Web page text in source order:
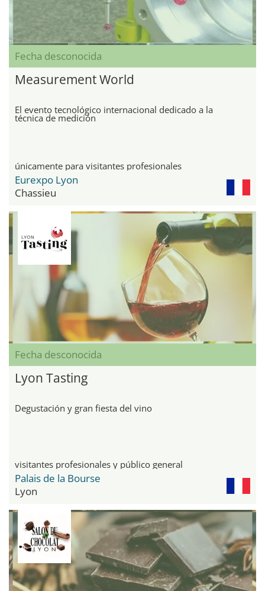
Fecha desconocida
Measurement World
El evento tecnológico internacional dedicado a la
técnica de medición
únicamente para visitantes profesionales
Eurexpo Lyon
Chassieu
Fecha desconocida
Lyon Tasting
Degustación y gran fiesta del vino
visitantes profesionales y público general
Palais de la Bourse
Lyon